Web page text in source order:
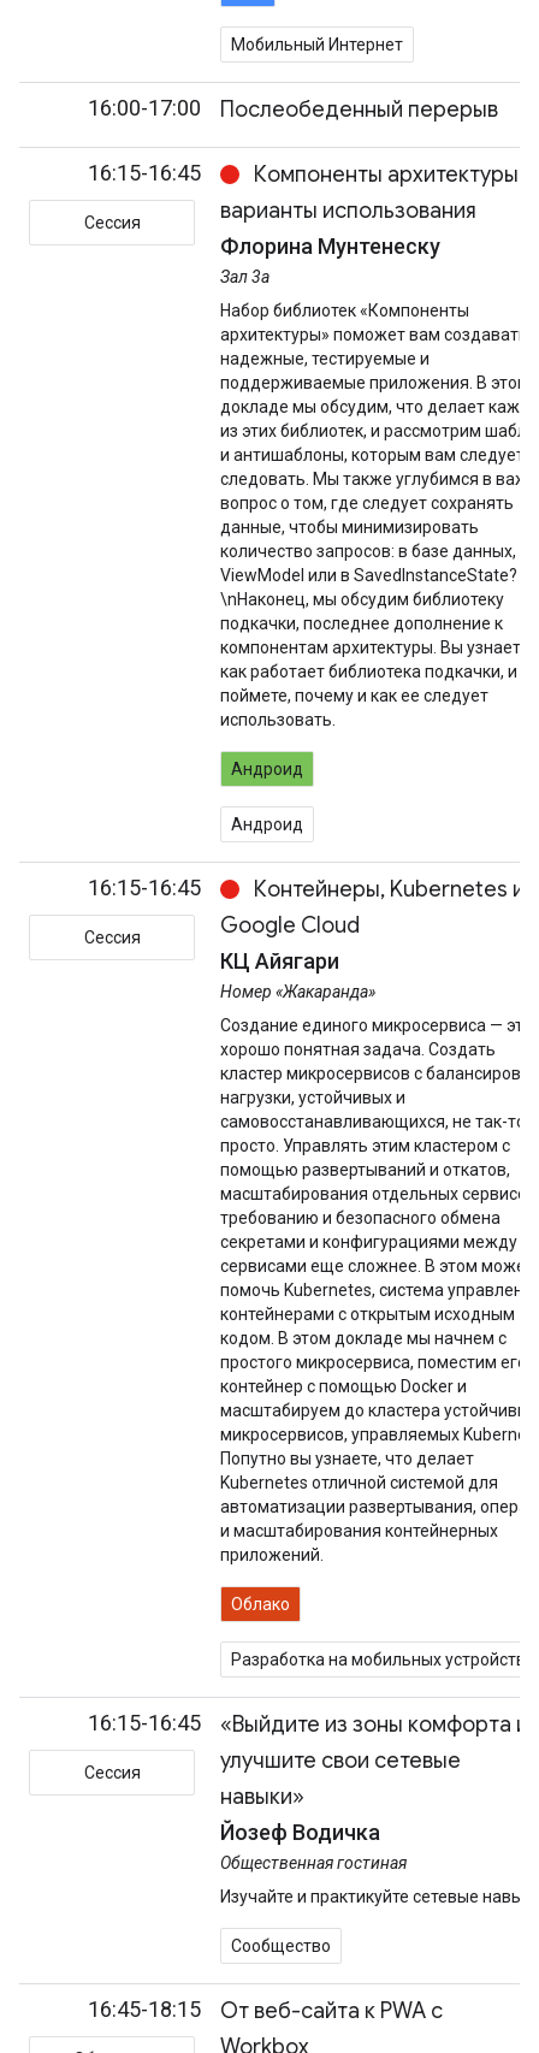
Мобильный Интернет
16:00-17:00 Послеобеденный перерыв
16:15-16:45
Сессия
Компоненты архитектуры
варианты использования
Флорина Мунтенеску
Зал 3а
Набор библиотек «Компоненты
архитектуры» поможет вам создавать
надежные, тестируемые и
поддерживаемые приложения. В этом
докладе мы обсудим, что делает
из этих библиотек, и рассмотрим
и антишаблоны, которым вам следует
следовать. Мы также углубимся в
вопрос о том, где следует сохранять
данные, чтобы минимизировать
количество запросов: в базе данных,
ViewModel или в SavedInstanceState?
\nНаконец, мы обсудим библиотеку
подкачки, последнее дополнение к
компонентам архитектуры. Вы узнаете,
как работает библиотека подкачки, и
поймете, почему и как ее следует
использовать.
Андроид
Андроид
16:15-16:45
Сессия
Контейнеры, Kubernetes и
Google Cloud
КЦ Айягари
Номер «Жакаранда»
Создание единого микросервиса — это
хорошо понятная задача. Создать
кластер микросервисов с
нагрузки, устойчивых и
самовосстанавливающихся, не так-то
просто. Управлять этим кластером с
помощью развертываний и откатов,
масштабирования отдельных сервисов
требованию и безопасного обмена
секретами и конфигурациями между
сервисами еще сложнее. В этом может
помочь Kubernetes, система
контейнерами с открытым исходным
кодом. В этом докладе мы начнем с
простого микросервиса, поместим его в
контейнер с помощью Docker и
масштабируем до кластера устойчивых
микросервисов, управляемых
Попутно вы узнаете, что делает
Kubernetes отличной системой для
автоматизации развертывания,
и масштабирования контейнерных
приложений.
Облако
Разработка на мобильных
16:15-16:45
Сессия
«Выйдите из зоны комфорта и
улучшите свои сетевые
навыки»
Йозеф Водичка
Общественная гостиная
Изучайте и практикуйте сетевые
Сообщество
16:45-18:15
От веб-сайта к PWA с
Workbox